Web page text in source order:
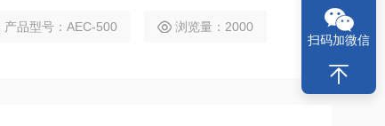
产品型号：AEC-500 浏览量：2000
扫码加微信